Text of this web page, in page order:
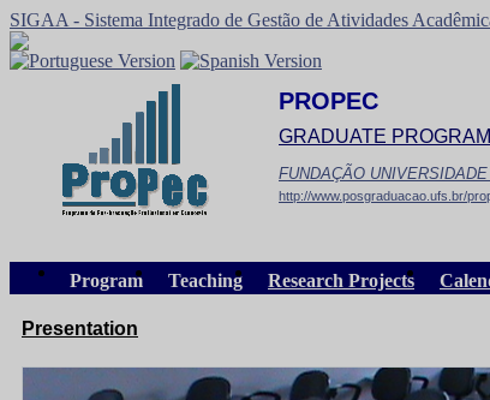
SIGAA - Sistema Integrado de Gestão de Atividades
PROPEC
GRADUATE
FUNDAÇÃO
http://www.posgraduacao.ufs.br/
Program Teaching Research Projects
Presentation